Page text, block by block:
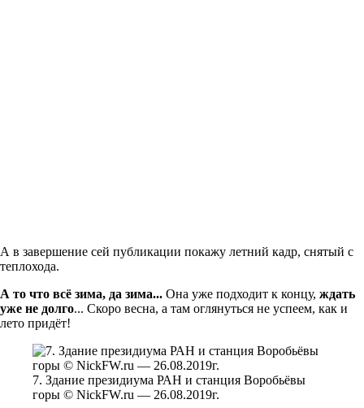
А в завершение сей публикации покажу летний кадр, снятый с
теплохода.
А то что всё зима, да зима... Она уже подходит к концу, ждать
уже не долго... Скоро весна, а там оглянуться не успеем, как и
лето придёт!
7. Здание президиума РАН и станция Воробьёвы
горы © NickFW.ru — 26.08.2019г.